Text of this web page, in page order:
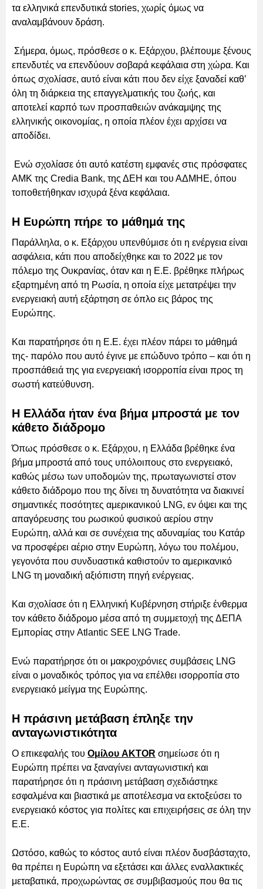
τα ελληνικά επενδυτικά stories, χωρίς όμως να
αναλαμβάνουν δράση.
Σήμερα, όμως, πρόσθεσε ο κ. Εξάρχου, βλέπουμε ξένους
επενδυτές να επενδύουν σοβαρά κεφάλαια στη χώρα. Και
όπως σχολίασε, αυτό είναι κάτι που δεν είχε ξαναδεί καθ’
όλη τη διάρκεια της επαγγελματικής του ζωής, και
αποτελεί καρπό των προσπαθειών ανάκαμψης της
ελληνικής οικονομίας, η οποία πλέον έχει αρχίσει να
αποδίδει.
Ενώ σχολίασε ότι αυτό κατέστη εμφανές στις πρόσφατες
ΑΜΚ της Credia Bank, της ΔΕΗ και του ΑΔΜΗΕ, όπου
τοποθετήθηκαν ισχυρά ξένα κεφάλαια.
Η Ευρώπη πήρε το μάθημά της
Παράλληλα, ο κ. Εξάρχου υπενθύμισε ότι η ενέργεια είναι
ασφάλεια, κάτι που αποδείχθηκε και το 2022 με τον
πόλεμο της Ουκρανίας, όταν και η Ε.Ε. βρέθηκε πλήρως
εξαρτημένη από τη Ρωσία, η οποία είχε μετατρέψει την
ενεργειακή αυτή εξάρτηση σε όπλο εις βάρος της
Ευρώπης.
Και παρατήρησε ότι η Ε.Ε. έχει πλέον πάρει το μάθημά
της- παρόλο που αυτό έγινε με επώδυνο τρόπο – και ότι η
προσπάθειά της για ενεργειακή ισορροπία είναι προς τη
σωστή κατεύθυνση.
Η Ελλάδα ήταν ένα βήμα μπροστά με τον
κάθετο διάδρομο
Όπως πρόσθεσε ο κ. Εξάρχου, η Ελλάδα βρέθηκε ένα
βήμα μπροστά από τους υπόλοιπους στο ενεργειακό,
καθώς μέσω των υποδομών της, πρωταγωνιστεί στον
κάθετο διάδρομο που της δίνει τη δυνατότητα να διακινεί
σημαντικές ποσότητες αμερικανικού LNG, εν όψει και της
απαγόρευσης του ρωσικού φυσικού αερίου στην
Ευρώπη, αλλά και σε συνέχεια της αδυναμίας του Κατάρ
να προσφέρει αέριο στην Ευρώπη, λόγω του πολέμου,
γεγονότα που συνδυαστικά καθιστούν το αμερικανικό
LNG τη μοναδική αξιόπιστη πηγή ενέργειας.
Και σχολίασε ότι η Ελληνική Κυβέρνηση στήριξε ένθερμα
τον κάθετο διάδρομο μέσα από τη συμμετοχή της ΔΕΠΑ
Εμπορίας στην Atlantic SEE LNG Trade.
Ενώ παρατήρησε ότι οι μακροχρόνιες συμβάσεις LNG
είναι ο μοναδικός τρόπος για να επέλθει ισορροπία στο
ενεργειακό μείγμα της Ευρώπης.
Η πράσινη μετάβαση έπληξε την
ανταγωνιστικότητα
Ο επικεφαλής του Ομίλου AKTOR σημείωσε ότι η
Ευρώπη πρέπει να ξαναγίνει ανταγωνιστική και
παρατήρησε ότι η πράσινη μετάβαση σχεδιάστηκε
εσφαλμένα και βιαστικά με αποτέλεσμα να εκτοξεύσει το
ενεργειακό κόστος για πολίτες και επιχειρήσεις σε όλη την
Ε.Ε.
Ωστόσο, καθώς το κόστος αυτό είναι πλέον δυσβάσταχτο,
θα πρέπει η Ευρώπη να εξετάσει και άλλες εναλλακτικές
μεταβατικά, προχωρώντας σε συμβιβασμούς που θα τις